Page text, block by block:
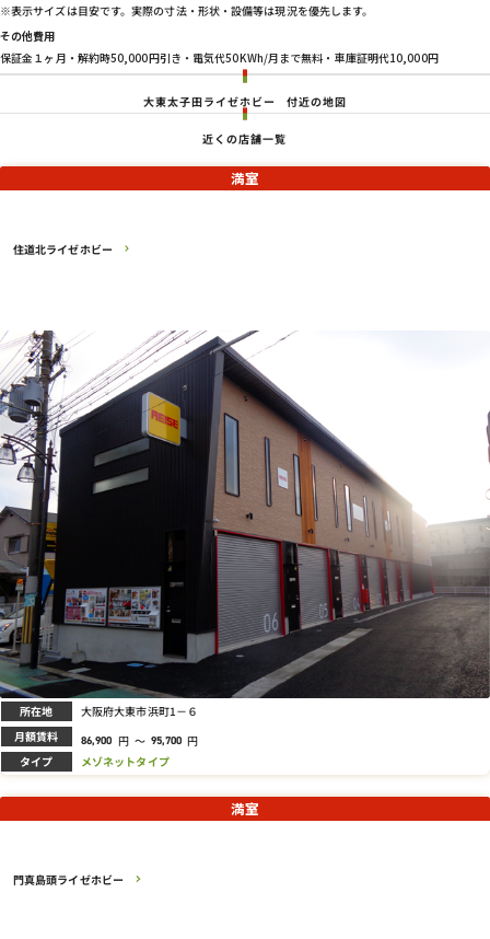
※表示サイズは目安です。実際の寸法・形状・設備等は現況を優先します。
その他費用
保証金１ヶ月・解約時50,000円引き・電気代50KWh/月まで無料・車庫証明代10,000円
大東太子田ライゼホビー 付近の地図
近くの店舗一覧
住道北ライゼホビー
満室
所在地 大阪府大東市浜町1－６
月額賃料 86,900 円 ～ 95,700 円
タイプ メゾネットタイプ
門真島頭ライゼホビー
満室